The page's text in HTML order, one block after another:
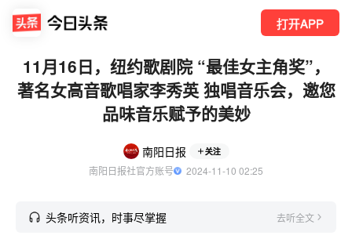
打开APP
11月16日，纽约歌剧院 “最佳女主角奖”，
著名女高音歌唱家李秀英 独唱音乐会，邀您
品味音乐赋予的美妙
南阳日报 关注
南阳日报社官方账号
  2024-11-10 02:25
头条听资讯，时事尽掌握 去听全文